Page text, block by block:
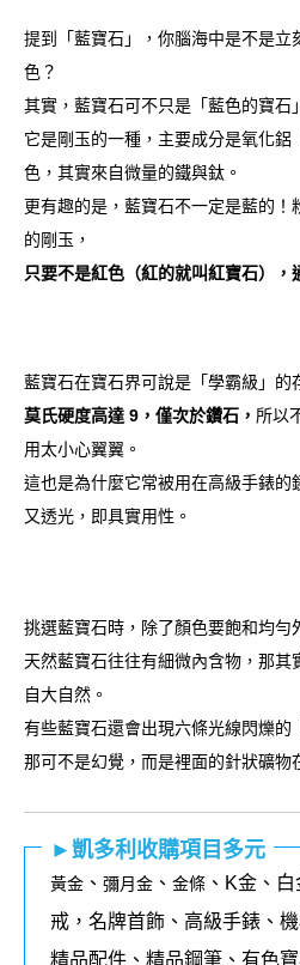
提到「藍寶石」，你腦海中是不是立
色？
其實，藍寶石可不只是「藍色的寶石
它是剛玉的一種，主要成分是氧化鋁
色，其實來自微量的鐵與鈦。
更有趣的是，藍寶石不一定是藍的
的剛玉，
只要不是紅色（紅的就叫紅寶石），
藍寶石在寶石界可說是「學霸級」的
莫氏硬度高達 9，僅次於鑽石， 所以
用太小心翼翼。
這也是為什麼它常被用在高級手錶
又透光，即具實用性。
挑選藍寶石時，除了顏色要飽和均勻
天然藍寶石往往有細微內含物，那其
自大自然。
有些藍寶石還會出現六條光線閃爍的
那可不是幻覺，而是裡面的針狀礦物
►凱多利收購項目多元
黃金 、 彌月金 、 金條 、K金、
戒，名牌首飾、高級手錶、
精品配件、精品鋼筆、有色